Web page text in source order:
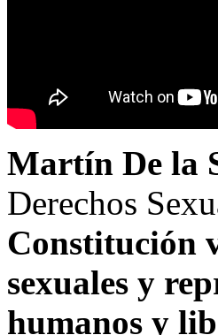
Martín De la
Derechos
Constitución
sexuales y
humanos y